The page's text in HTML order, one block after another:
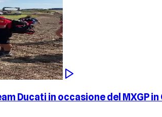
Ducati in occasione del MXGP